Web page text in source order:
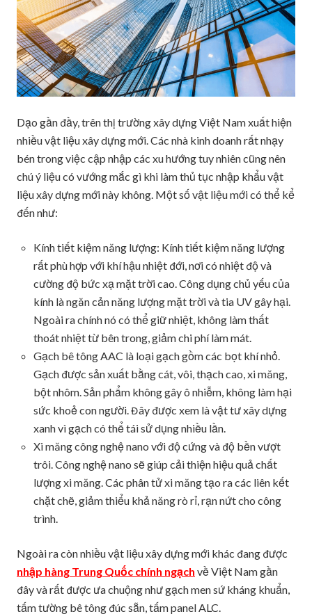
Dạo gần đầy, trên thị trường xây dựng Việt Nam xuất hiện
nhiều vật liệu xây dựng mới. Các nhà kinh doanh rất nhạy
bén trong việc cập nhập các xu hướng tuy nhiên cũng nên
chú ý liệu có vướng mắc gì khi làm thủ tục nhập khẩu vật
liệu xây dựng mới này không. Một số vật liệu mới có thể kể
đến như:
Kính tiết kiệm năng lượng: Kính tiết kiệm năng lượng
rất phù hợp với khí hậu nhiệt đới, nơi có nhiệt độ và
cường độ bức xạ mặt trời cao. Công dụng chủ yếu của
kính là ngăn cản năng lượng mặt trời và tia UV gây hại.
Ngoài ra chính nó có thể giữ nhiệt, không làm thất
thoát nhiệt từ bên trong, giảm chi phí làm mát.
Gạch bê tông AAC là loại gạch gồm các bọt khí nhỏ.
Gạch được sản xuất bằng cát, vôi, thạch cao, xi măng,
bột nhôm. Sản phẩm không gây ô nhiễm, không làm hại
sức khoẻ con người. Đây được xem là vật tư xây dựng
xanh vì gạch có thể tái sử dụng nhiều lần.
Xi măng công nghệ nano với độ cứng và độ bền vượt
trôi. Công nghệ nano sẽ giúp cải thiện hiệu quả chất
lượng xi măng. Các phân tử xi măng tạo ra các liên kết
chặt chẽ, giảm thiểu khả năng rò rỉ, rạn nứt cho công
trình.
Ngoài ra còn nhiều vật liệu xây dựng mới khác đang được
nhập hàng Trung Quốc chính ngạch về Việt Nam gần
đây và rất được ưa chuộng như gạch men sứ kháng khuẩn,
tấm tường bê tông đúc sẵn, tấm panel ALC.